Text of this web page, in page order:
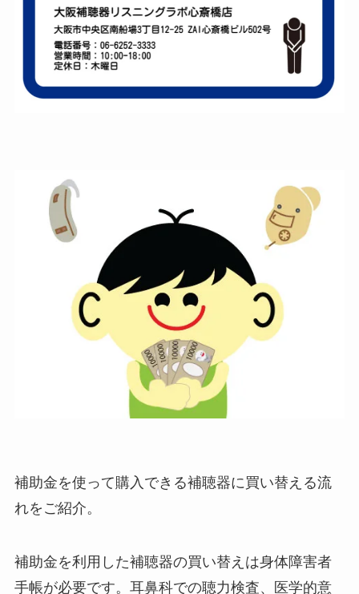
補助金を使って購入できる補聴器に買い替える流
れをご紹介。
補助金を利用した補聴器の買い替えは身体障害者
手帳が必要です。耳鼻科での聴力検査、医学的意